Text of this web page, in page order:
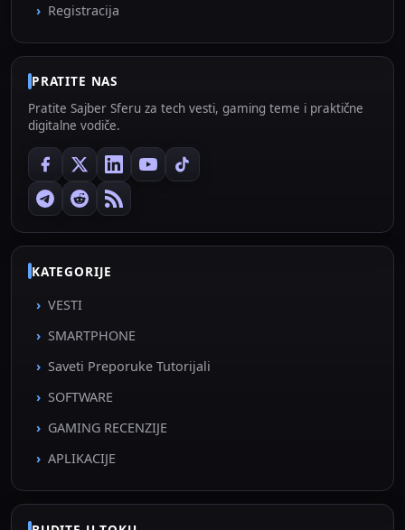
Registracija
PRATITE NAS
Pratite Sajber Sferu za tech vesti, gaming teme i praktične
digitalne vodiče.
KATEGORIJE
VESTI
SMARTPHONE
Saveti Preporuke Tutorijali
SOFTWARE
GAMING RECENZIJE
APLIKACIJE